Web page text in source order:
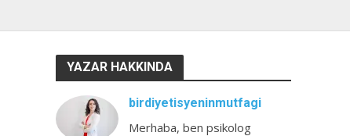
YAZAR HAKKINDA
birdiyetisyeninmutfagi
Merhaba, ben psikolog